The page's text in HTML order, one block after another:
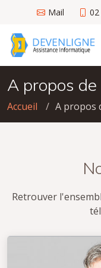
Mail
A propos de
Accueil A propos
Retrouver